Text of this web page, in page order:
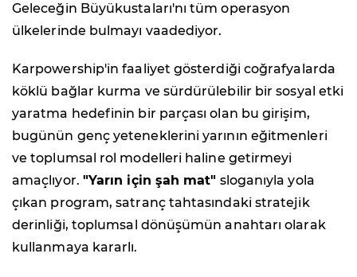
Geleceğin Büyükustaları'nı tüm operasyon
ülkelerinde bulmayı vaadediyor.
Karpowership'in faaliyet gösterdiği coğrafyalarda
köklü bağlar kurma ve sürdürülebilir bir sosyal etki
yaratma hedefinin bir parçası olan bu girişim,
bugünün genç yeteneklerini yarının eğitmenleri
ve toplumsal rol modelleri haline getirmeyi
amaçlıyor. "Yarın için şah mat" sloganıyla yola
çıkan program, satranç tahtasındaki stratejik
derinliği, toplumsal dönüşümün anahtarı olarak
kullanmaya kararlı.